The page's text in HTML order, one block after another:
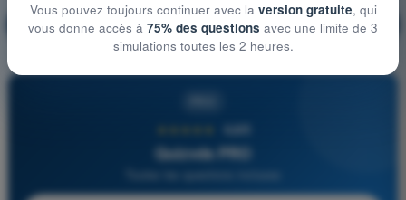
🔒 PRO Explication de la question
4,6/5
Quizvds PRO
Vous pouvez toujours continuer avec la version gratuite, qui
vous donne accès à 75% des questions avec une limite de 3
simulations toutes les 2 heures.